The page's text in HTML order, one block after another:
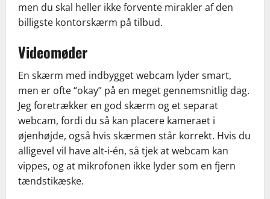
men du skal heller ikke forvente mirakler af den
billigste kontorskærm på tilbud.
Videomøder
En skærm med indbygget webcam lyder smart,
men er ofte “okay” på en meget gennemsnitlig dag.
Jeg foretrækker en god skærm og et separat
webcam, fordi du så kan placere kameraet i
øjenhøjde, også hvis skærmen står korrekt. Hvis du
alligevel vil have alt-i-én, så tjek at webcam kan
vippes, og at mikrofonen ikke lyder som en fjern
tændstikæske.